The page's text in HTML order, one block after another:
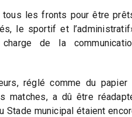
tous les fronts pour être
le sportif et
de la
réglé comme du papier
matches, a dû être
Stade municipal étaient